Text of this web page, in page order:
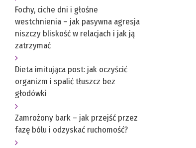
Fochy, ciche dni i głośne
westchnienia – jak pasywna agresja
niszczy bliskość w relacjach i jak ją
zatrzymać
Dieta imitująca post: jak oczyścić
organizm i spalić tłuszcz bez
głodówki
Zamrożony bark – jak przejść przez
fazę bólu i odzyskać ruchomość?